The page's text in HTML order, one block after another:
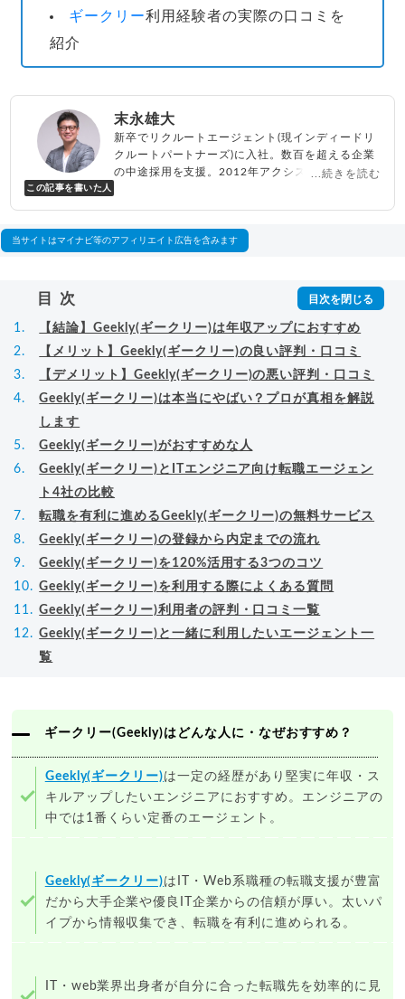
ギークリー利用経験者の実際の口コミを
紹介
この記事を書いた人
末永雄大
新卒でリクルートエージェント(現インディードリ
クルートパートナーズ)に入社。数百を超える企業
の中途採用を支援。2012年アクシス(株)設立、代
べらない転職エージェント
...続きを読む
当サイトはマイナビ等のアフィリエイト広告を含みます
目次
【結論】Geekly(ギークリー)は年収アップにおすすめ
【メリット】Geekly(ギークリー)の良い評判・口コミ
【デメリット】Geekly(ギークリー)の悪い評判・口コミ
Geekly(ギークリー)は本当にやばい？プロが真相を解説
します
Geekly(ギークリー)がおすすめな人
Geekly(ギークリー)とITエンジニア向け転職エージェン
ト4社の比較
転職を有利に進めるGeekly(ギークリー)の無料サービス
Geekly(ギークリー)の登録から内定までの流れ
Geekly(ギークリー)を120%活用する3つのコツ
Geekly(ギークリー)を利用する際によくある質問
Geekly(ギークリー)利用者の評判・口コミ一覧
Geekly(ギークリー)と一緒に利用したいエージェント一
覧
ギークリー(Geekly)はどんな人に・なぜおすすめ？
Geekly(ギークリー)は一定の経歴があり堅実に年収・ス
キルアップしたいエンジニアにおすすめ。エンジニアの
中では1番くらい定番のエージェント。
Geekly(ギークリー)はIT・Web系職種の転職支援が豊富
だから大手企業や優良IT企業からの信頼が厚い。太いパ
イプから情報収集でき、転職を有利に進められる。
IT・web業界出身者が自分に合った転職先を効率的に見